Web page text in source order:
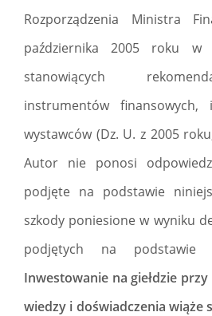
Rozporządzenia Ministra
października 2005 roku w
stanowiących
instrumentów
wystawców (Dz. U. z 2005
Autor nie ponosi
podjęte na podstawie
szkody poniesione w wyniku
podjętych na podstawie
Inwestowanie na giełdzie
wiedzy i doświadczenia wiąże